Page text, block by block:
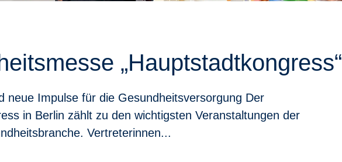
„Hauptstadtkongress“
neue Impulse für die Gesundheitsversorgung Der
in Berlin zählt zu den wichtigsten Veranstaltungen der
Vertreterinnen...